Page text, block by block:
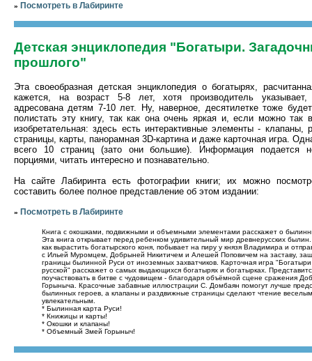
» Посмотреть в Лабиринте
Детская энциклопедия "Богатыри.
прошлого"
Эта своеобразная детская энциклопедия о богатырях,
кажется, на возраст 5-8 лет, хотя производитель указывает,
адресована детям 7-10 лет. Ну, наверное, десятилетке тоже
полистать эту книгу, так как она очень яркая и, если можно так
изобретательная: здесь есть интерактивные элементы - клапаны,
страницы, карты, панорамная 3D-картина и даже карточная игра.
всего 10 страниц (зато они большие). Информация подается
порциями, читать интересно и познавательно.
На сайте Лабиринта есть фотографии книги; их можно
составить более полное представление об этом издании:
» Посмотреть в Лабиринте
Книга с окошками, подвижными и объемными элементами расскажет о
Эта книга открывает перед ребенком удивительный мир древнерусских
как вырастить богатырского коня, побывает на пиру у князя Владимира и
с Ильей Муромцем, Добрыней Никитичем и Алешей Поповичем на заставу,
границы былинной Руси от иноземных захватчиков. Карточная игра
русской" расскажет о самых выдающихся богатырях и богатырках.
поучаствовать в битве с чудовищем - благодаря объёмной сцене сражения
Горыныча. Красочные забавные иллюстрации С. Домбаян помогут лучше
былинных героев, а клапаны и раздвижные страницы сделают чтение
увлекательным.
* Былинная карта Руси!
* Книжицы и карты!
* Окошки и клапаны!
* Объемный Змей Горыныч!